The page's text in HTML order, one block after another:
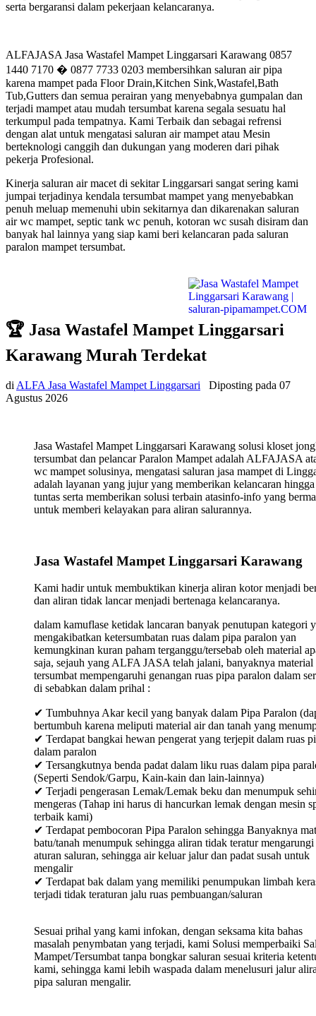
serta bergaransi dalam pekerjaan kelancaranya.
ALFAJASA Jasa Wastafel Mampet Linggarsari Karawang 0857
1440 7170 � 0877 7733 0203 membersihkan saluran air pipa
karena mampet pada Floor Drain,Kitchen Sink,Wastafel,Bath
Tub,Gutters dan semua perairan yang menyebabnya gumpalan dan
terjadi mampet atau mudah tersumbat karena segala sesuatu hal
terkumpul pada tempatnya. Kami Terbaik dan sebagai refrensi
dengan alat untuk mengatasi saluran air mampet atau Mesin
berteknologi canggih dan dukungan yang moderen dari pihak
pekerja Profesional.
Kinerja saluran air macet di sekitar Linggarsari sangat sering kami
jumpai terjadinya kendala tersumbat mampet yang menyebabkan
penuh meluap memenuhi ubin sekitarnya dan dikarenakan saluran
air wc mampet, septic tank wc penuh, kotoran wc susah disiram dan
banyak hal lainnya yang siap kami beri kelancaran pada saluran
paralon mampet tersumbat.
🏆 Jasa Wastafel Mampet Linggarsari
Karawang Murah Terdekat
di ALFA Jasa Wastafel Mampet Linggarsari Diposting pada 07
Agustus 2026
Jasa Wastafel Mampet Linggarsari Karawang solusi kloset
tersumbat dan pelancar Paralon Mampet adalah ALFAJASA
wc mampet solusinya, mengatasi saluran jasa mampet di
adalah layanan yang jujur yang memberikan kelancaran hingga
tuntas serta memberikan solusi terbain atasinfo-info yang
untuk memberi kelayakan para aliran salurannya.
Jasa Wastafel Mampet Linggarsari Karawang
Kami hadir untuk membuktikan kinerja aliran kotor menjadi
dan aliran tidak lancar menjadi bertenaga kelancaranya.
dalam kamuflase ketidak lancaran banyak penutupan kategori
mengakibatkan ketersumbatan ruas dalam pipa paralon yan
kemungkinan kuran paham terganggu/tersebab oleh material
saja, sejauh yang ALFA JASA telah jalani, banyaknya material
tersumbat mempengaruhi genangan ruas pipa paralon dalam
di sebabkan dalam prihal :
✔ Tumbuhnya Akar kecil yang banyak dalam Pipa Paralon
bertumbuh karena meliputi material air dan tanah yang
✔ Terdapat bangkai hewan pengerat yang terjepit dalam ruas
dalam paralon
✔ Tersangkutnya benda padat dalam liku ruas dalam pipa
(Seperti Sendok/Garpu, Kain-kain dan lain-lainnya)
✔ Terjadi pengerasan Lemak/Lemak beku dan menumpuk
mengeras (Tahap ini harus di hancurkan lemak dengan mesin
terbaik kami)
✔ Terdapat pembocoran Pipa Paralon sehingga Banyaknya
batu/tanah menumpuk sehingga aliran tidak teratur mengarungi
aturan saluran, sehingga air keluar jalur dan padat susah untuk
mengalir
✔ Terdapat bak dalam yang memiliki penumpukan limbah
terjadi tidak teraturan jalu ruas pembuangan/saluran
Sesuai prihal yang kami infokan, dengan seksama kita bahas
masalah penymbatan yang terjadi, kami Solusi memperbaiki
Mampet/Tersumbat tanpa bongkar saluran sesuai kriteria
kami, sehingga kami lebih waspada dalam menelusuri jalur
pipa saluran mengalir.